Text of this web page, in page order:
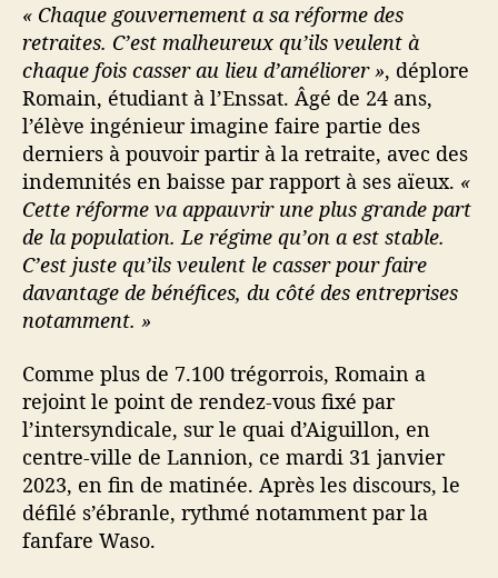
« Chaque gouvernement a sa réforme des
retraites. C’est malheureux qu’ils veulent à
chaque fois casser au lieu d’améliorer », déplore
Romain, étudiant à l’Enssat. Âgé de 24 ans,
l’élève ingénieur imagine faire partie des
derniers à pouvoir partir à la retraite, avec des
indemnités en baisse par rapport à ses aïeux. «
Cette réforme va appauvrir une plus grande part
de la population. Le régime qu’on a est stable.
C’est juste qu’ils veulent le casser pour faire
davantage de bénéfices, du côté des entreprises
notamment. »
Comme plus de 7.100 trégorrois, Romain a
rejoint le point de rendez-vous fixé par
l’intersyndicale, sur le quai d’Aiguillon, en
centre-ville de Lannion, ce mardi 31 janvier
2023, en fin de matinée. Après les discours, le
défilé s’ébranle, rythmé notamment par la
fanfare Waso.